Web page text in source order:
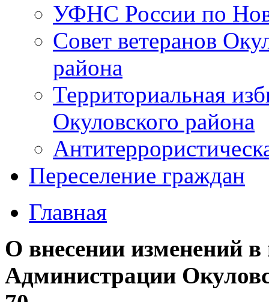
УФНС России по
Совет ветеранов
района
Территориальная
Окуловского района
Переселение граждан
Главная
О внесении изменений в
Администрации